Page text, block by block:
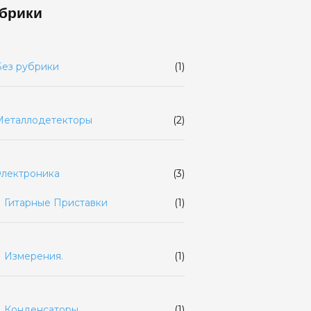
рубрики (1)
(2)
(3)
Гитарные Приставки (1)
Измерения. (1)